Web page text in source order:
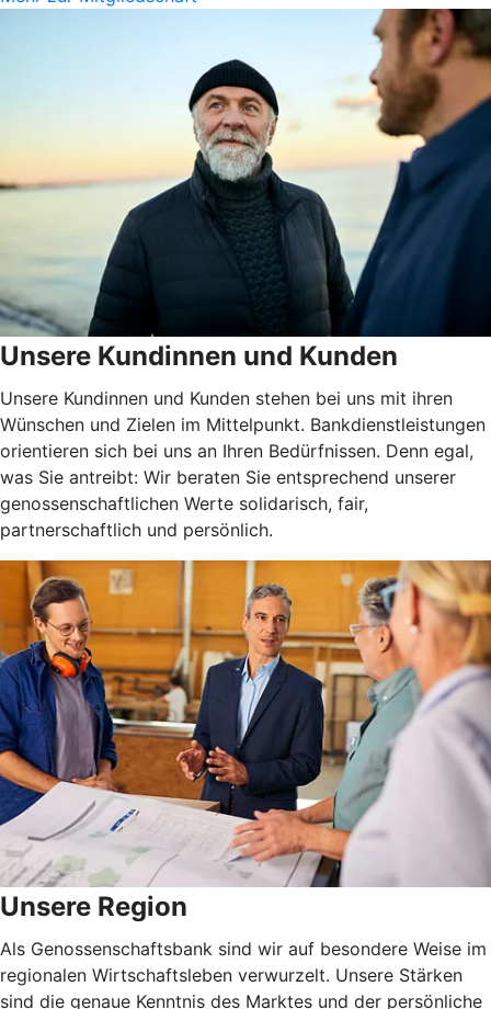
Unsere Kundinnen und Kunden
Unsere Kundinnen und Kunden stehen bei uns mit ihren
Wünschen und Zielen im Mittelpunkt. Bankdienstleistungen
orientieren sich bei uns an Ihren Bedürfnissen. Denn egal,
was Sie antreibt: Wir beraten Sie entsprechend unserer
genossenschaftlichen Werte solidarisch, fair,
partnerschaftlich und persönlich.
Unsere Region
Als Genossenschaftsbank sind wir auf besondere Weise im
regionalen Wirtschaftsleben verwurzelt. Unsere Stärken
sind die genaue Kenntnis des Marktes und der persönliche